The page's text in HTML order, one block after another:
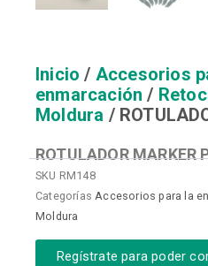
Inicio / Accesorios
enmarcación /
Moldura /
ROTULADOR MARKER
SKU RM148
Categorías Accesorios para la
Moldura
Regístrate para poder